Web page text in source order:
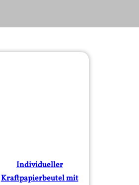
Individueller
Kraftpapierbeutel mit